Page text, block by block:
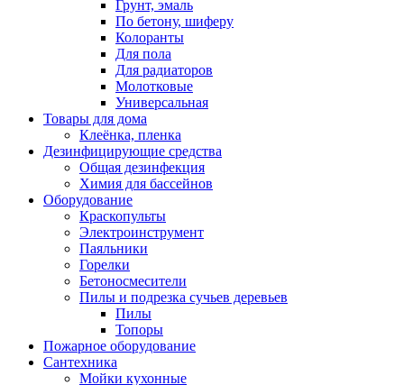
Грунт, эмаль
По бетону, шиферу
Колоранты
Для пола
Для радиаторов
Молотковые
Универсальная
Товары для дома
Клеёнка, пленка
Дезинфицирующие средства
Общая дезинфекция
Химия для бассейнов
Оборудование
Краскопульты
Электроинструмент
Паяльники
Горелки
Бетоносмесители
Пилы и подрезка сучьев деревьев
Пилы
Топоры
Пожарное оборудование
Сантехника
Мойки кухонные